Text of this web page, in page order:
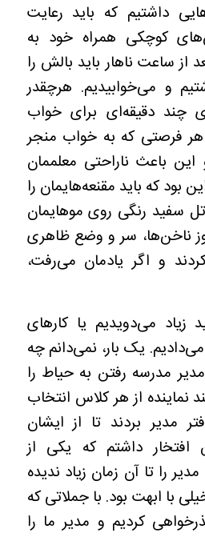
داشتیم که باید رعایت
کوچکی همراه خود به
از ساعت ناهار باید بالش را
و می‌خوابیدیم. هرچقدر
چند دقیقه‌ای برای خواب
هر فرصتی که به خواب منجر
این باعث ناراحتی معلممان
بود که باید مقنعه‌هایمان را
سفید رنگی روی موهایمان
ناخن‌ها، سر و وضع ظاهری
و اگر یادمان می‌رفت،
زیاد می‌دویدیم یا کارهای
یک بار، نمی‌دانم چه
مدیر مدرسه رفتن به حیاط را
نماینده از هر کلاس انتخاب
مدیر بردند تا از ایشان
افتخار داشتم که یکی از
را تا آن زمان زیاد ندیده
با ابهت بود. با جملاتی که
کردیم و مدیر ما را